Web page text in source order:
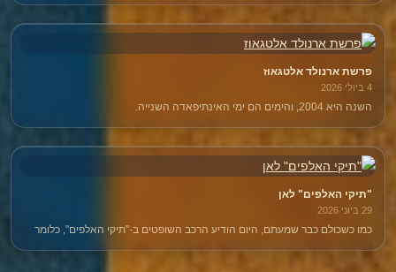
ראייתי או משפטי — הפנייה מוקדמת.
פרשת ארנולד אלטגאוז
4 ביולי 2026
השנה היא 2004, והימים הם ימי האינתיפאדה השנייה.
"תיקי האלפים" לאן
29 ביוני 2026
כמו כשכולם כבר שמעתם, היום הודיע הרכב השופטים ב-"תיקי האלפים", כלומר
נגד נתניהו – לקיחת שוחד – נותרה כפי שהיתה לפני שלוש שנים.